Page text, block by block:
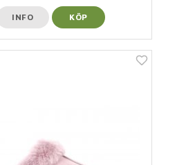
INFO KÖP